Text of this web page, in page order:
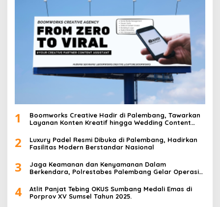
1
Boomworks Creative Hadir di Palembang, Tawarkan
Layanan Konten Kreatif hingga Wedding Content
2
Luxury Padel Resmi Dibuka di Palembang, Hadirkan
Fasilitas Modern Berstandar Nasional
3
Jaga Keamanan dan Kenyamanan Dalam
Berkendara, Polrestabes Palembang Gelar Operasi
4
Atlit Panjat Tebing OKUS Sumbang Medali Emas di
Porprov XV Sumsel Tahun 2025.